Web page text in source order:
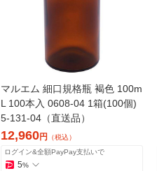
マルエム 細口規格瓶 褐色 100m
L 100本入 0608-04 1箱(100個)
5-131-04（直送品）
12,960円
（税込）
ログイン&全額PayPay支払いで
5%